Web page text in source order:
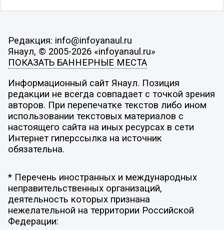
Редакция: info@infoyanaul.ru
Янаул, © 2005-2026 «infoyanaul.ru»
ПОКАЗАТЬ БАННЕРНЫЕ МЕСТА
Информационный сайт Янаул. Позиция
редакции не всегда совпадает с точкой зрения
авторов. При перепечатке текстов либо ином
использовании текстовых материалов с
настоящего сайта на иных ресурсах в сети
Интернет гиперссылка на источник
обязательна.
* Перечень иностранных и международных
неправительственных организаций,
деятельность которых признана
нежелательной на территории Российской
Федерации: